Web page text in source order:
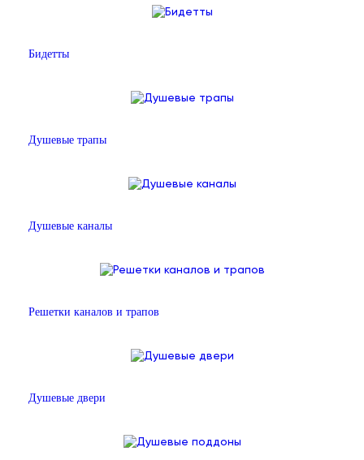
Бидетты
Душевые трапы
Душевые каналы
Решетки каналов и трапов
Душевые двери